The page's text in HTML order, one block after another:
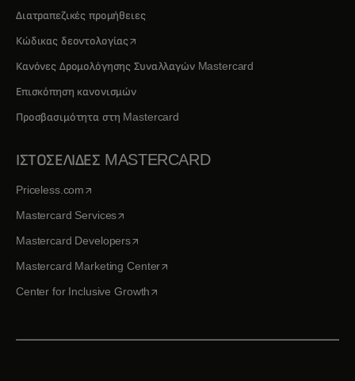
Διατραπεζικές προμήθειες
Κώδικας δεοντολογίαςopens in a new tab
Κανόνες Δρομολόγησης Συναλλαγών Mastercard
Επισκόπηση κανονισμών
Προσβασιμότητα στη Mastercard
ΙΣΤΟΣΕΛΙΔΕΣ MASTERCARD
Priceless.comopens in a new tab
Mastercard Servicesopens in a new tab
Mastercard Developersopens in a new tab
Mastercard Marketing Centeropens in a new tab
Center for Inclusive Growthopens in a new tab